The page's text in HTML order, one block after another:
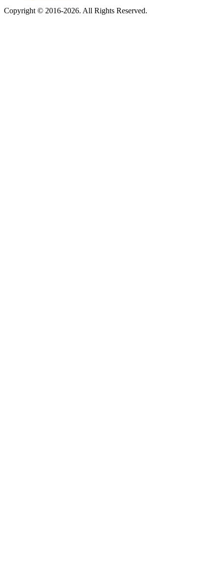
Copyright © 2016-2026. All Rights Reserved.